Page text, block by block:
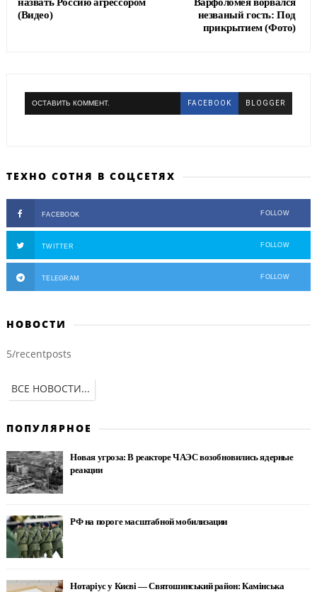
незваный гость: Под
прикрытием (Фото)
(Видео)
ОСТАВИТЬ КОММЕНТ. FACEBOOK BLOGGER
ТЕХНО СОТНЯ В СОЦСЕТЯХ
FACEBOOK FOLLOW
TWITTER FOLLOW
TELEGRAM FOLLOW
НОВОСТИ
5/recentposts
ВСЕ НОВОСТИ...
ПОПУЛЯРНОЕ
Новая угроза: В реакторе ЧАЭС возобновились ядерные
реакции
РФ на пороге масштабной мобилизации
Нотаріус у Києві — Святошинський район: Камінська